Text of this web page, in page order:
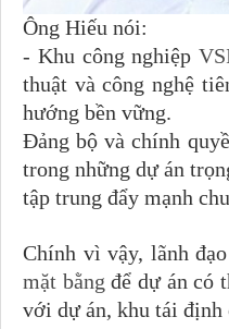
Ông Hiếu nói:
- Khu công nghiệp
thuật và công nghệ
hướng bền vững.
Đảng bộ và chính
trong những dự án
tập trung đẩy mạnh
Chính vì vậy, lãnh
mặt bằng để dự án có
với dự án, khu tái định